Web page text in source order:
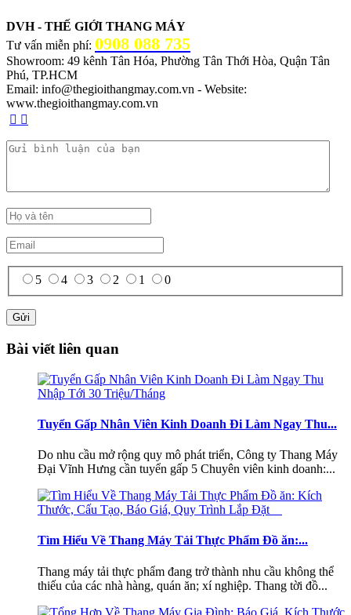
DVH - THẾ GIỚI THANG MÁY
Tư vấn miễn phí: 0908 088 735
Showroom: 49 kênh Tân Hóa, Phường Tân Thới Hòa, Quận Tân
Phú, TP.HCM
Email: info@thegioithangmay.com.vn - Website:
www.thegioithangmay.com.vn
5 4 3 2 1 0
Bài viết liên quan
Tuyển Gấp Nhân Viên Kinh Doanh Đi Làm Ngay Thu...
Do nhu cầu mở rộng quy mô phát triển, Công ty Thang Máy
Đại Vĩnh Hưng cần tuyển gấp 5 Chuyên viên kinh doanh:...
Tìm Hiểu Về Thang Máy Tải Thực Phẩm Đồ ăn:...
Thang máy tải thực phẩm đang trở thành nhu cầu không thể
thiếu của các nhà hàng, quán ăn; xí nghiệp. Thang tời đồ...